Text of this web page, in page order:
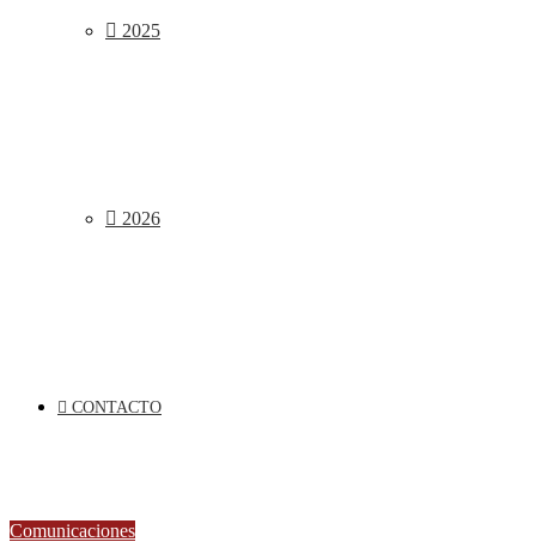
2025
2026
CONTACTO
Comunicaciones